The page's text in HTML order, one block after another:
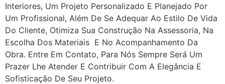
Interiores, Um Projeto Personalizado E Planejado Por
Um Profissional, Além De Se Adequar Ao Estilo De Vida
Do Cliente, Otimiza Sua Construção Na Assessoria, Na
Escolha Dos Materiais E No Acompanhamento Da
Obra. Entre Em Contato, Para Nós Sempre Será Um
Prazer Lhe Atender E Contribuir Com A Elegância E
Sofisticação De Seu Projeto.